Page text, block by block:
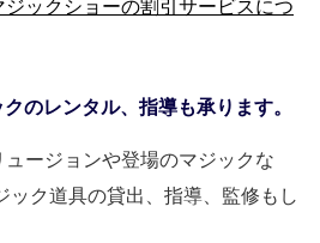
ックショーの割引サービスにつ
のレンタル、指導も承ります。
ージョンや登場のマジックな
ック道具の貸出、指導、監修もし